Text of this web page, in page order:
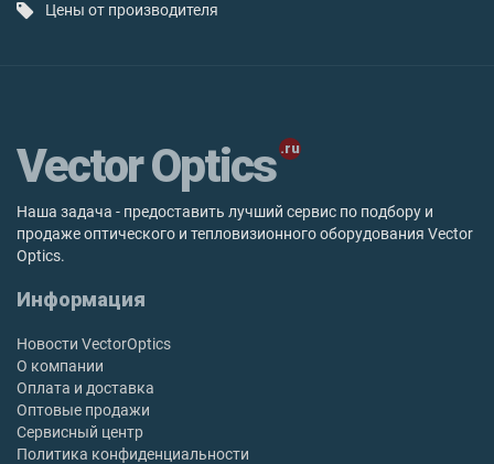
Цены от производителя
Vector Optics
Наша задача - предоставить лучший сервис по подбору и
продаже оптического и тепловизионного оборудования Vector
Optics.
Информация
Новости VectorOptics
О компании
Оплата и доставка
Оптовые продажи
Сервисный центр
Политика конфиденциальности